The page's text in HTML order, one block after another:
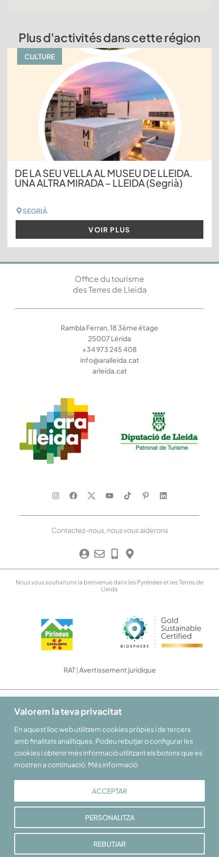
Valorem la teva privacitat
En aquest lloc web utilitzem cookies pròpies i de tercers
amb finalitats analítiques. Podeu rebutjar o configurar les
cookies i obtenir més informació utilitzant els botons que es
mostren a continuació: Més informació
PERSONALITZA
REBUTJAR
ACCEPTAR
Plus d'activités dans cette région
CULTURE
DE LA SEU VELLA AL MUSEU DE LLEIDA.
UNA ALTRA MIRADA – LLEIDA (Segrià)
SEGRIÀ
VOIR PLUS
Office du tourisme
des Terres de Lleida
Rambla Ferran, 18 3ème étage
25007 Lérida
+34 973 245 408
info@aralleida.cat
arleida.cat
Contactez-nous, nous vous aiderons
Nous vous souhaitons la bienvenue dans les Pyrénées et les Terres de
Lleida
RAT|Avertissement juridique